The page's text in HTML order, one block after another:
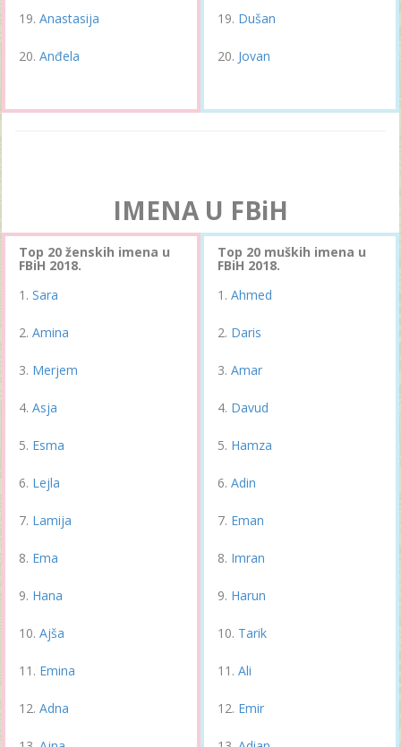
Anastasija
Anđela
Dušan
Jovan
IMENA U FBiH
Top 20 ženskih imena u
FBiH 2018.
Sara
Amina
Merjem
Asja
Esma
Lejla
Lamija
Ema
Hana
Ajša
Emina
Adna
Top 20 muških imena u
FBiH 2018.
Ahmed
Daris
Amar
Davud
Hamza
Adin
Eman
Imran
Harun
Tarik
Ali
Emir